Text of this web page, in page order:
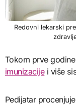
Redovni lekarski
Tokom prve
imunizacijei više
Pedijatar